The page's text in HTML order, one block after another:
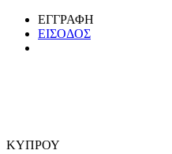
ΕΓΓΡΑΦΗ
ΕΙΣΟΔΟΣ
ΚΥΠΡΟΥ